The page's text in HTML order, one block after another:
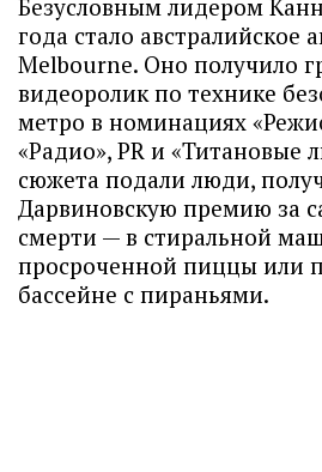
Безусловным лидером
года стало австралийское
Melbourne. Оно получило
видеоролик по технике
метро в номинациях
«Радио», PR и «Титановые
сюжета подали люди,
Дарвиновскую премию за
смерти — в стиральной
просроченной пиццы или
бассейне с пираньями.